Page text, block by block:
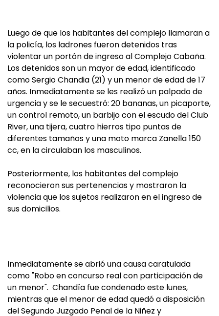
Luego de que los habitantes del complejo llamaran a
la policía, los ladrones fueron detenidos tras
violentar un portón de ingreso al Complejo Cabaña.
Los detenidos son un mayor de edad, identificado
como Sergio Chandia (21) y un menor de edad de 17
años. Inmediatamente se les realizó un palpado de
urgencia y se le secuestró: 20 bananas, un picaporte,
un control remoto, un barbijo con el escudo del Club
River, una tijera, cuatro hierros tipo puntas de
diferentes tamaños y una moto marca Zanella 150
cc, en la circulaban los masculinos.
Posteriormente, los habitantes del complejo
reconocieron sus pertenencias y mostraron la
violencia que los sujetos realizaron en el ingreso de
sus domicilios.
Inmediatamente se abrió una causa caratulada
como "Robo en concurso real con participación de
un menor". Chandía fue condenado este lunes,
mientras que el menor de edad quedó a disposición
del Segundo Juzgado Penal de la Niñez y